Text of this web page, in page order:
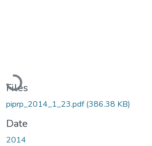
Loading...
Files
piprp_2014_1_23.pdf(386.38 KB)
Date
2014